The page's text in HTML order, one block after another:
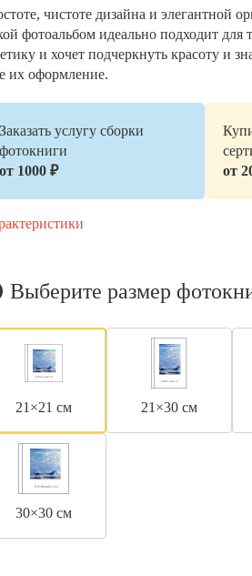
чистоте дизайна и элегантной
фотоальбом идеально подходит для
и хочет подчеркнуть красоту и
их оформление.
Заказать услугу сборки
фотокниги
от 1000 ₽
от
Выберите размер
21×21 см 21×30 см
30×30 см